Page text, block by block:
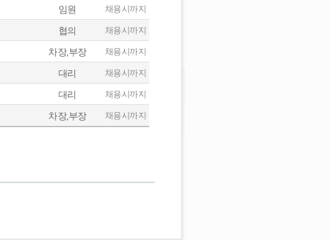
임원 채용시까지
협의 채용시까지
차장,부장 채용시까지
대리 채용시까지
대리 채용시까지
차장,부장 채용시까지